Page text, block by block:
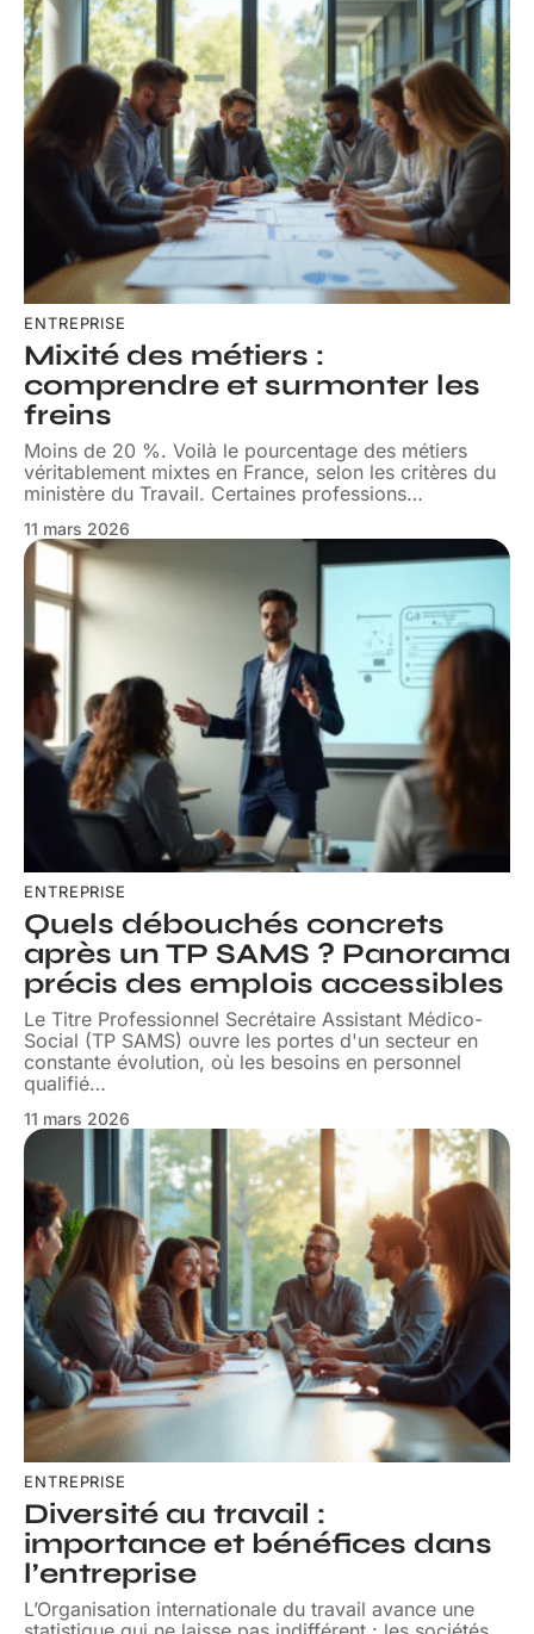
ENTREPRISE
Mixité des métiers :
comprendre et surmonter les
freins
Moins de 20 %. Voilà le pourcentage des métiers
véritablement mixtes en France, selon les critères du
ministère du Travail. Certaines professions…
11 mars 2026
ENTREPRISE
Quels débouchés concrets
après un TP SAMS ? Panorama
précis des emplois accessibles
Le Titre Professionnel Secrétaire Assistant Médico-
Social (TP SAMS) ouvre les portes d'un secteur en
constante évolution, où les besoins en personnel
qualifié…
11 mars 2026
ENTREPRISE
Diversité au travail :
importance et bénéfices dans
l’entreprise
L’Organisation internationale du travail avance une